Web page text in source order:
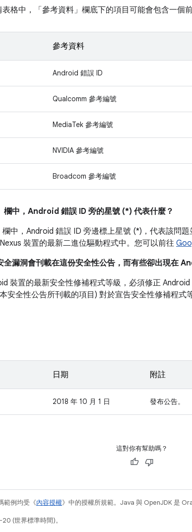
格中，「參考資料」 欄底下的項目可能會包含一個
參考資料
Android 錯誤 ID
Qualcomm 參考編號
MediaTek 參考編號
NVIDIA 參考編號
Broadcom 參考編號
欄中，Android 錯誤 ID 旁的星號 (*) 代表什麼？
欄中，Android 錯誤 ID 旁邊標上星號 (*)，代表該問
裝置的最新二進位驅動程式中。您可以前往
全漏洞會刊載在這份安全性公告，而有些卻出現在
裝置的最新安全性修補程式等級，必須修正
安全性公告所刊載的項目) 對於宣告安全性修補程式
日期 附註
2018 年 10 月 1 日 發布公告。
這對你有幫助嗎？
範例均受《內容授權》中的授權所規範。Java 與 OpenJDK 是
(世界標準時間)。